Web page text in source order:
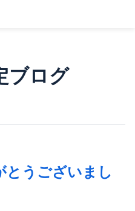
ブログ
とうございまし